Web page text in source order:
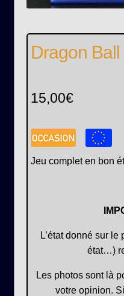
Dragon
15,00€
Jeu complet en bon
L’état donné sur
état…)
Les photos sont là
votre opinion.